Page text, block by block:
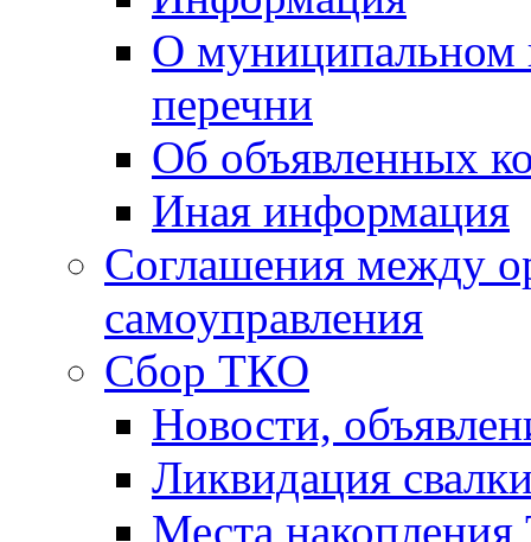
О муниципальном
перечни
Об объявленных
Иная информация
Соглашения между
самоуправления
Сбор ТКО
Новости,
Ликвидация
Места